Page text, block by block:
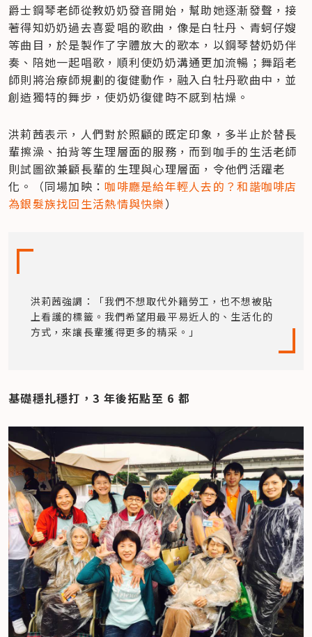
爵士鋼琴老師從教奶奶發音開始，幫助她逐漸發聲，接
著得知奶奶過去喜愛唱的歌曲，像是白牡丹、青蚵仔嫂
等曲目，於是製作了字體放大的歌本，以鋼琴替奶奶伴
奏、陪她一起唱歌，順利使奶奶溝通更加流暢；舞蹈老
師則將治療師規劃的復健動作，融入白牡丹歌曲中，並
創造獨特的舞步，使奶奶復健時不感到枯燥。
洪莉茜表示，人們對於照顧的既定印象，多半止於替長
輩擦澡、拍背等生理層面的服務，而到咖手的生活老師
則試圖欲兼顧長輩的生理與心理層面，令他們活躍老
化。（同場加映：咖啡廳是給年輕人去的？和諧咖啡店
為銀髮族找回生活熱情與快樂）
洪莉茜強調：「我們不想取代外籍勞工，也不想被貼
上看護的標籤。我們希望用最平易近人的、生活化的
方式，來讓長輩獲得更多的精采。」
基礎穩扎穩打，3 年後拓點至 6 都